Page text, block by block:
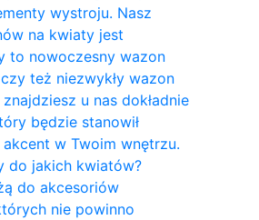
wystroju. Nasz
na kwiaty jest
to nowoczesny wazon
też niezwykły wazon
u nas dokładnie
będzie stanowił
w Twoim wnętrzu.
do jakich kwiatów?
do akcesoriów
nie powinno